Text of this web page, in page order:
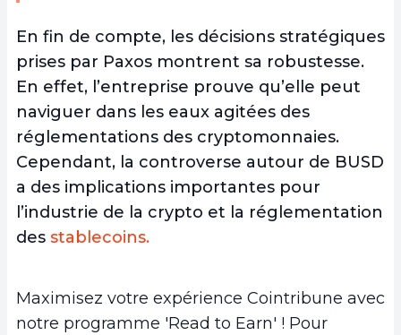
En fin de compte, les décisions stratégiques
prises par Paxos montrent sa robustesse.
En effet, l’entreprise prouve qu’elle peut
naviguer dans les eaux agitées des
réglementations des cryptomonnaies.
Cependant, la controverse autour de BUSD
a des implications importantes pour
l’industrie de la crypto et la réglementation
des stablecoins.
Maximisez votre expérience Cointribune avec
notre programme 'Read to Earn' ! Pour